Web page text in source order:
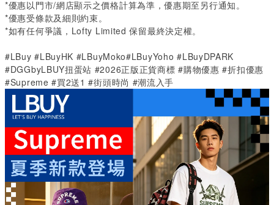
*優惠以門市/網店顯示之價格計算為準，優惠期至另行通知。
*優惠受條款及細則約束。
*如有任何爭議， Lofty Limited保留最終決定權。
#LBuy #LBuyHK #LBuyMoko#LBuyYoho #LBuyDPARK
#DGGbyLBUY扭蛋站 #2026正版正貨商標 #購物優惠 #折扣優惠
#Supreme #買2送1 #街頭時尚 #潮流入手